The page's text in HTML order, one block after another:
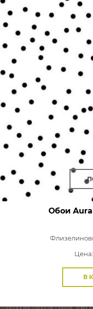
Обои
Цена:
В